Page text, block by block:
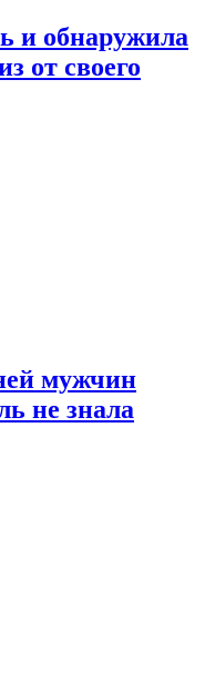
и обнаружила
от своего
мужчин
не знала